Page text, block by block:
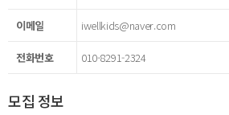
이메일 iwellkids@naver.com
전화번호 010-8291-2324
모집 정보